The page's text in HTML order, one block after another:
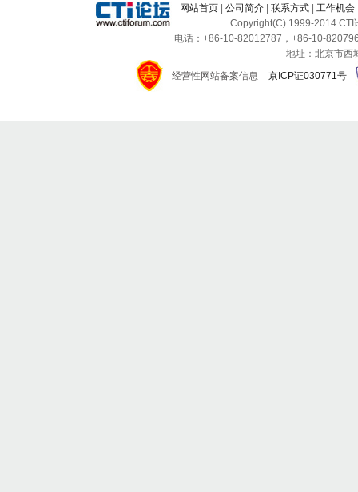
网站首页 公司简介 联系方式 工作机会
Copyright(C) 1999-2014 CTI
电话：+86-10-82012787，+86-10-
地址：北京市西
经营性网站备案信息
京ICP证030771号